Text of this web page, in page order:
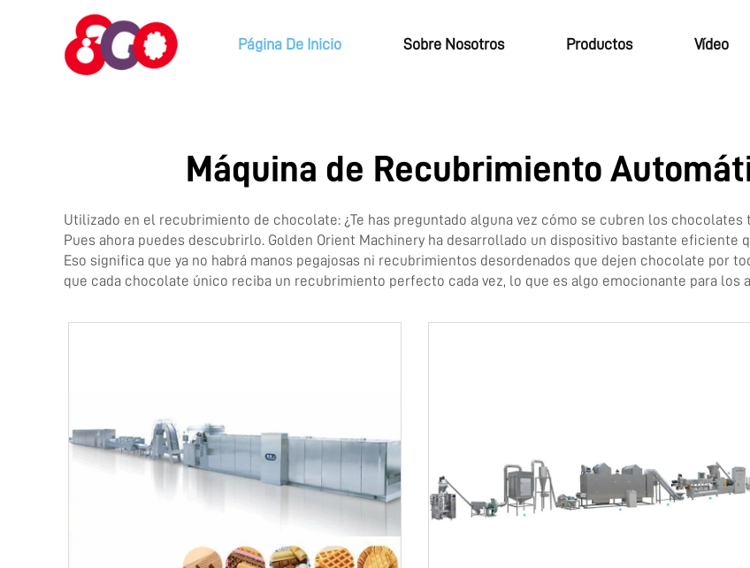
Página De Inicio Sobre Nosotros Productos Vídeo
Máquina de Recubrimiento
Utilizado en el recubrimiento de chocolate: ¿Te has preguntado alguna vez cómo se cubren los chocolates
Pues ahora puedes descubrirlo. Golden Orient Machinery ha desarrollado un dispositivo bastante
Eso significa que ya no habrá manos pegajosas ni recubrimientos desordenados que dejen chocolate por
que cada chocolate único reciba un recubrimiento perfecto cada vez, lo que es algo emocionante para los